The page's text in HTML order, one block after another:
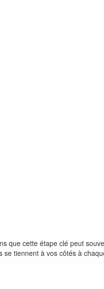
que cette étape clé peut
tiennent à vos côtés à